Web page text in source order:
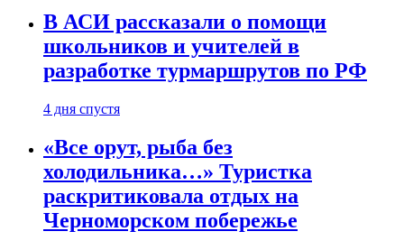
В АСИ рассказали о помощи
школьников и учителей в
разработке турмаршрутов по РФ
4 дня спустя
«Все орут, рыба без
холодильника…» Туристка
раскритиковала отдых на
Черноморском побережье